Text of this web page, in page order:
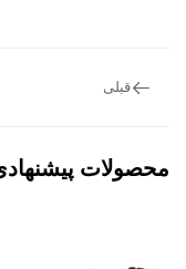
قبلی
محصولات